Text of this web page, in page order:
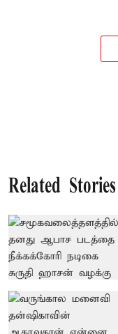
Related Stories